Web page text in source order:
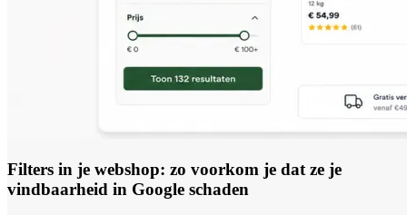
Filters in je webshop: zo voorkom je dat ze je
vindbaarheid in Google schaden